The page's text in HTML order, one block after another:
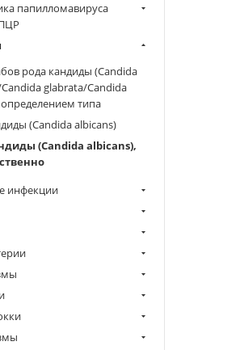
папилломавируса
рода кандиды (Candida
glabrata/Candida
определением типа
(Candida albicans)
(Сandida albicans),
инфекции